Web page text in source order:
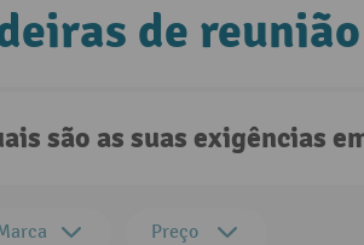
de reunião
são as suas exigências
Preço